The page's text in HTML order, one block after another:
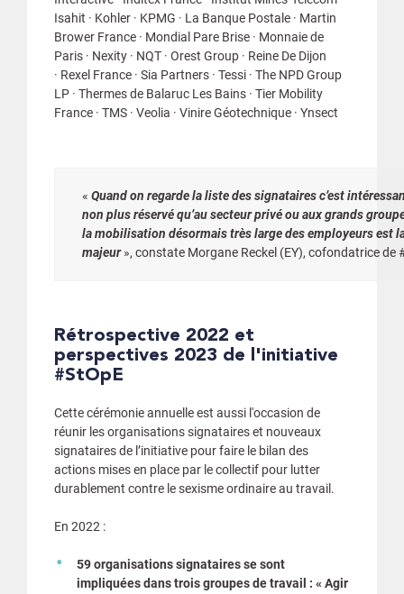
Isahit · Kohler · KPMG · La Banque Postale · Martin
Brower France · Mondial Pare Brise · Monnaie de
Paris · Nexity · NQT · Orest Group · Reine De Dijon
· Rexel France · Sia Partners · Tessi · The NPD Group
LP · Thermes de Balaruc Les Bains · Tier Mobility
France · TMS · Veolia · Vinire Géotechnique · Ynsect
« Quand on regarde la liste des signataires c’est
non plus réservé qu’au secteur privé ou aux grands
la mobilisation désormais très large des employeurs est
majeur», constate Morgane Reckel (EY), cofondatrice de
Rétrospective 2022 et
perspectives 2023 de l'initiative
#StOpE
Cette cérémonie annuelle est aussi l'occasion de
réunir les organisations signataires et nouveaux
signataires de l’initiative pour faire le bilan des
actions mises en place par le collectif pour lutter
durablement contre le sexisme ordinaire au travail.
En 2022 :
59 organisations signataires se sont
impliquées dans trois groupes de travail : « Agir